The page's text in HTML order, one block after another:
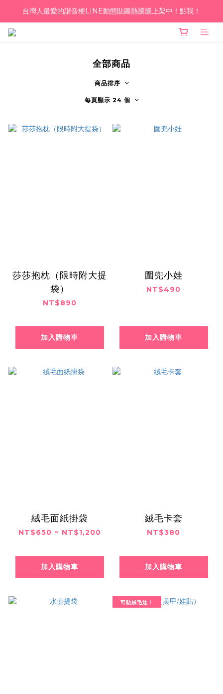
單筆滿千！超商到付免運 ♥︎
台灣人最愛的諧音梗LINE動態貼圖熱騰騰上架中！點我！
全部商品
商品排序
每頁顯示 24 個
莎莎抱枕（限時附大提
袋）
NT$890
加入購物車
圍兜小娃
NT$490
加入購物車
絨毛面紙掛袋
NT$650 ~ NT$1,200
加入購物車
絨毛卡套
NT$380
加入購物車
可貼絨毛娃！